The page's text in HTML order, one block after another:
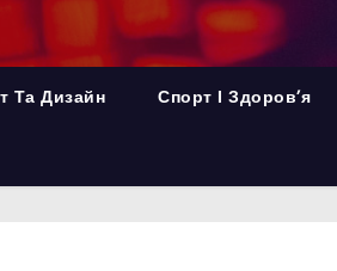
Та Дизайн Спорт І Здоров’я